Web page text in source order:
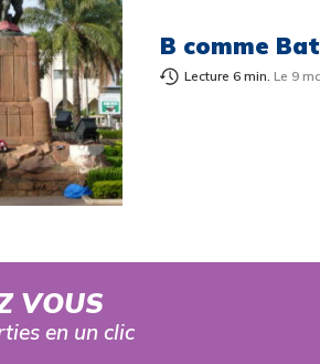
B comme
Lecture 6 min. Le 9
VOUS
en un clic